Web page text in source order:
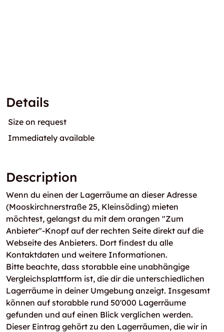
Details
Size on request
Immediately available
Description
Wenn du einen der Lagerräume an dieser Adresse
(Mooskirchnerstraße 25, Kleinsöding) mieten
möchtest, gelangst du mit dem orangen "Zum
Anbieter"-Knopf auf der rechten Seite direkt auf die
Webseite des Anbieters. Dort findest du alle
Kontaktdaten und weitere Informationen.
Bitte beachte, dass storabble eine unabhängige
Vergleichsplattform ist, die dir die unterschiedlichen
Lagerräume in deiner Umgebung anzeigt. Insgesamt
können auf storabble rund 50'000 Lagerräume
gefunden und auf einen Blick verglichen werden.
Dieser Eintrag gehört zu den Lagerräumen, die wir in